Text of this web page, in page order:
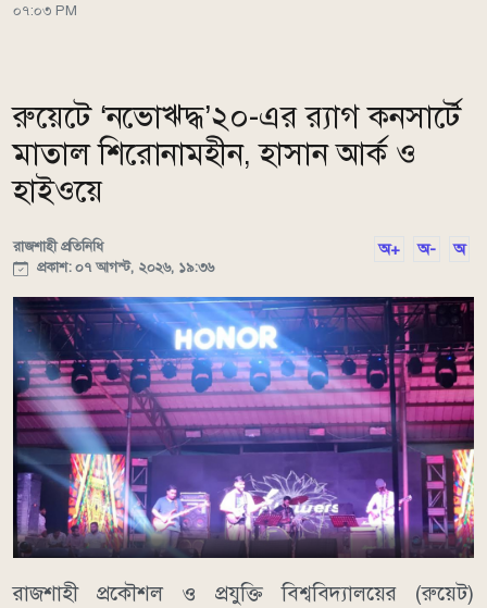
০৭:০৩ PM
রুয়েটে ‘নভোঋদ্ধ’২০-এর র‍্যাগ কনসার্টে
মাতাল শিরোনামহীন, হাসান আর্ক ও
হাইওয়ে
রাজশাহী প্রতিনিধি
প্রকাশ: ০৭ আগস্ট, ২০২৬, ১৯:৩৬
অ+ অ- অ
রাজশাহী প্রকৌশল ও প্রযুক্তি বিশ্ববিদ্যালয়ের (রুয়েট)